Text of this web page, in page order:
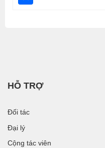
HỖ TRỢ
Đối tác
Đại lý
Cộng tác viên